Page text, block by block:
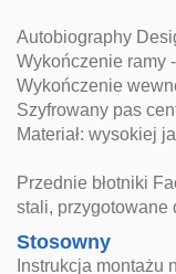
Autobiography
Wykończenie ramy
Wykończenie
Szyfrowany pas
Materiał: wysokiej
Przednie błotniki
stali, przygotowane
Stosowny
Instrukcja montażu